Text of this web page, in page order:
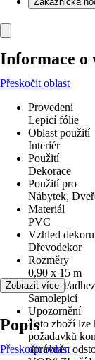
Informace o
Přeskočit oblast
Provedení
Lepicí fólie
Oblast použití
Interiér
Použití
Dekorace
Použití pro
Nábytek,
Materiál
PVC
Vzhled dekoru
Dřevodekor
Rozměry
0,90 x 15 m
Lepivost/
Samolepicí
Upozornění
Toto zboží lze
požadavků
oprávněn
Zobrazit více
Popis
Přeskočit oblast